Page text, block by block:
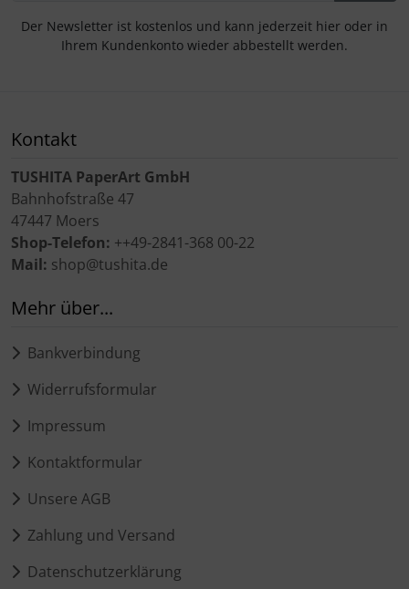
Der Newsletter ist kostenlos und kann jederzeit hier oder in
Ihrem Kundenkonto wieder abbestellt werden.
Kontakt
TUSHITA PaperArt GmbH
Bahnhofstraße 47
47447 Moers
Shop-Telefon: ++49-2841-368 00-22
Mail: shop@tushita.de
Mehr über...
Bankverbindung
Widerrufsformular
Impressum
Kontaktformular
Unsere AGB
Zahlung und Versand
Datenschutzerklärung